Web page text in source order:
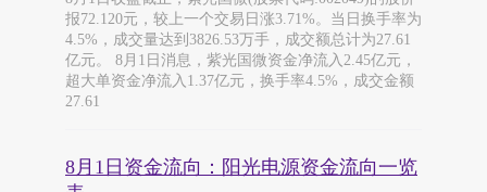
报72.120元，较上一个交易日涨3.71%。当日换手率为
4.5%，成交量达到3826.53万手，成交额总计为27.61
亿元。 8月1日消息，紫光国微资金净流入2.45亿元，
超大单资金净流入1.37亿元，换手率4.5%，成交金额
27.61
8月1日资金流向：阳光电源资金流向一览